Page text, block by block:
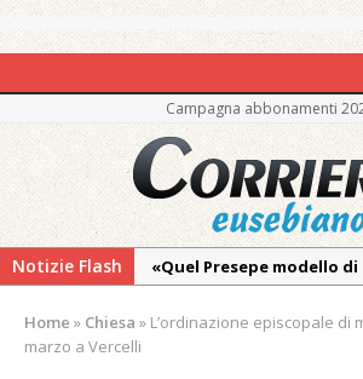
Campagna abbonamenti
Notizie Flash
«Quel Presepe modello di
Ringraziamento:
Home » Chiesa » L’ordinazione episcopale di
marzo a Vercelli